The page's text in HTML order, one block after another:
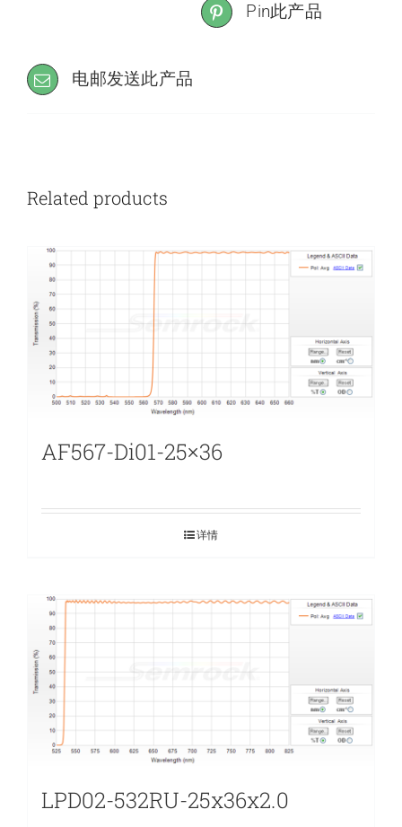
Pin此产品
电邮发送此产品
Related products
AF567-Di01-25×36
详情
LPD02-532RU-25x36x2.0